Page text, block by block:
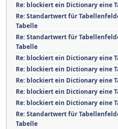
Re: blockiert ein Dictionary eine
Re: Standartwert für
Tabelle
Re: Standartwert für
Tabelle
Re: blockiert ein Dictionary eine
Re: blockiert ein Dictionary eine
Re: blockiert ein Dictionary eine
Re: blockiert ein Dictionary eine
Re: blockiert ein Dictionary eine
Re: Standartwert für
Tabelle